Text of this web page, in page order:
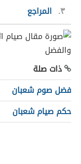
٣
المراجع
ذات صلة
فضل صوم شعبان
حكم صيام شعبان